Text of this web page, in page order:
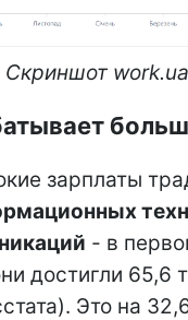
Скриншот work.ua
зарплаты
- в
достигли 65,6
Это на